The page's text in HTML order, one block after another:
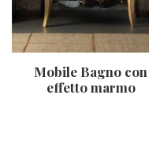
Mobile Bagno con
effetto marmo